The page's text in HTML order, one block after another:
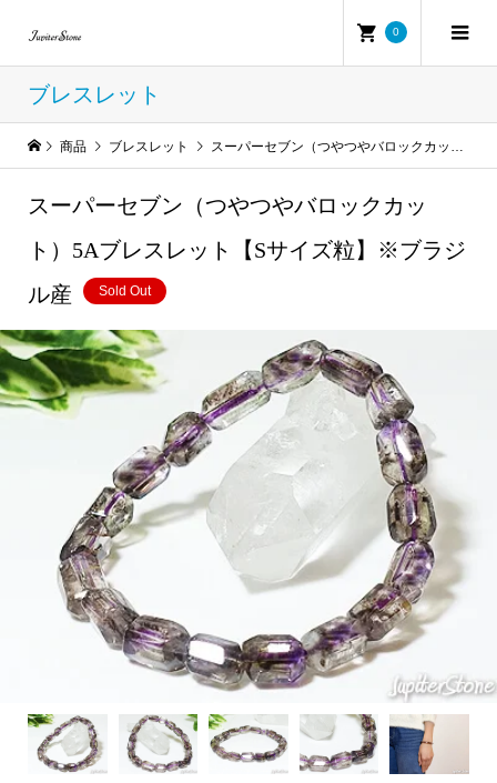
0
ブレスレット
商品 ブレスレット スーパーセブン（つやつやバロックカット）5Aブレスレット【Sサイズ粒】※ブラジル産
スーパーセブン（つやつやバロックカッ
ト）5Aブレスレット【Sサイズ粒】※ブラジ
ル産
Sold Out